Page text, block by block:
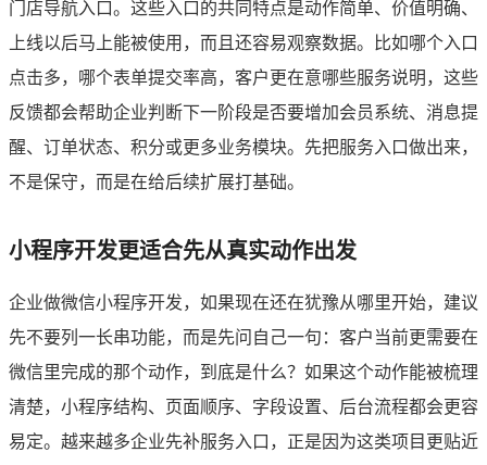
门店导航入口。这些入口的共同特点是动作简单、价值明确、
上线以后马上能被使用，而且还容易观察数据。比如哪个入口
点击多，哪个表单提交率高，客户更在意哪些服务说明，这些
反馈都会帮助企业判断下一阶段是否要增加会员系统、消息提
醒、订单状态、积分或更多业务模块。先把服务入口做出来，
不是保守，而是在给后续扩展打基础。
小程序开发更适合先从真实动作出发
企业做微信小程序开发，如果现在还在犹豫从哪里开始，建议
先不要列一长串功能，而是先问自己一句：客户当前更需要在
微信里完成的那个动作，到底是什么？如果这个动作能被梳理
清楚，小程序结构、页面顺序、字段设置、后台流程都会更容
易定。越来越多企业先补服务入口，正是因为这类项目更贴近